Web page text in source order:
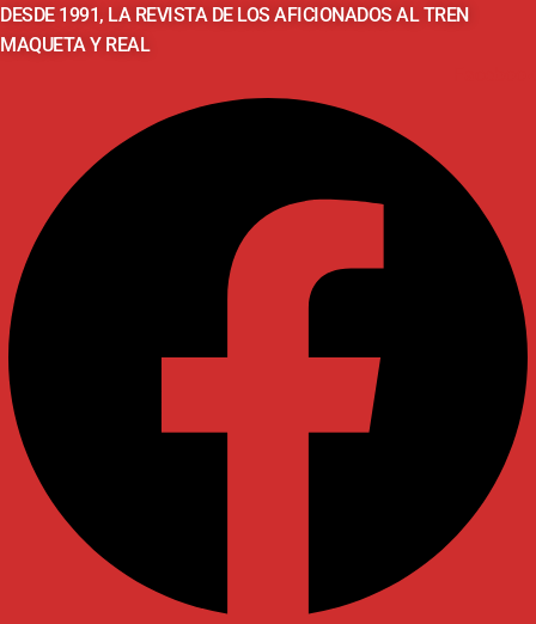
DESDE 1991, LA REVISTA DE LOS AFICIONADOS AL TREN
MAQUETA Y REAL